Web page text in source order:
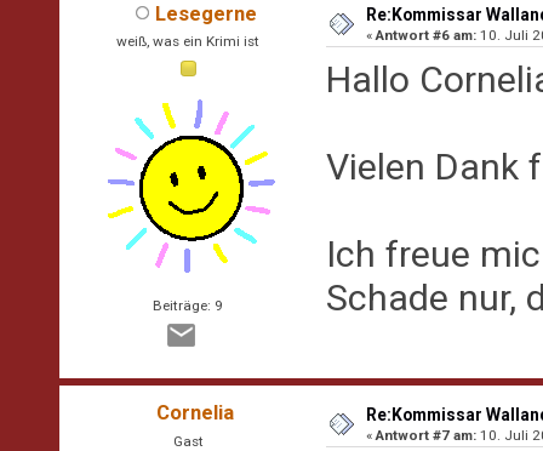
Lesegerne
weiß, was ein Krimi ist
Beiträge: 9
Re:Kommissar
«Antwort #6 am: 10. Juli
Hallo
Vielen Dank
Ich freue
Schade nur,
Cornelia
Gast
Re:Kommissar
«Antwort #7 am: 10. Juli